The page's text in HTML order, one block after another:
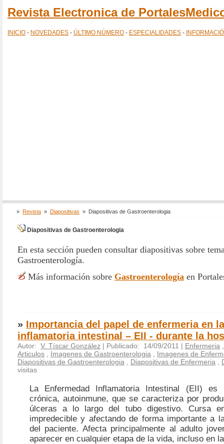
Revista Electronica de
INICIO - NOVEDADES - ÚLTIMO NÚMERO - ESPECIALIDADES -
» Revista » Diapositivas » Diapositivas de Gastroenterologia
Diapositivas de Gastroenterologia
En esta sección pueden consultar diapositivas sobre
Gastroenterología.
Más información sobre Gastroenterología en
» Importancia del papel de enfermeria en
inflamatoria intestinal – EII - durante la
Autor: V. Tíscar González | Publicado: 14/09/2011 | Enfermeria
Articulos
Imagenes de Gastroenterologia
Imagenes de
Diapositivas de Gastroenterologia
Diapositivas de Enfermeria
visitas
La Enfermedad Inflamatoria Intestinal (EII) es
crónica, autoinmune, que se caracteriza por
úlceras a lo largo del tubo digestivo. Cursa
impredecible y afectando de forma importante a
del paciente. Afecta principalmente al adulto
aparecer en cualquier etapa de la vida, incluso en